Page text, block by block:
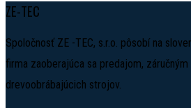
ZE-TEC
Spoločnosť ZE -TEC, s.r.o. pôsobí na
firma zaoberajúca sa predajom,
drevoobrábajúcich strojov.